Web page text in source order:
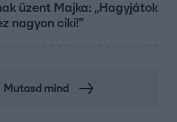
üzent Majka: „Hagyjátok
nagyon ciki!”
Mutasd mind